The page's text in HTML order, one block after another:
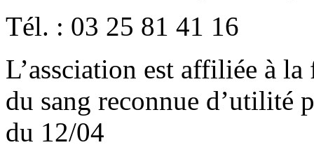
Tél. : 03 25 81 41 16
L’assciation est affiliée à
du sang reconnue d’utilité
du 12/04